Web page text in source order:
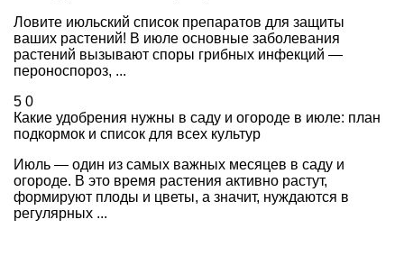
Ловите июльский список препаратов для защиты
ваших растений! В июле основные заболевания
растений вызывают споры грибных инфекций —
пероноспороз, ...
5 0
Какие удобрения нужны в саду и огороде в июле: план
подкормок и список для всех культур
Июль — один из самых важных месяцев в саду и
огороде. В это время растения активно растут,
формируют плоды и цветы, а значит, нуждаются в
регулярных ...